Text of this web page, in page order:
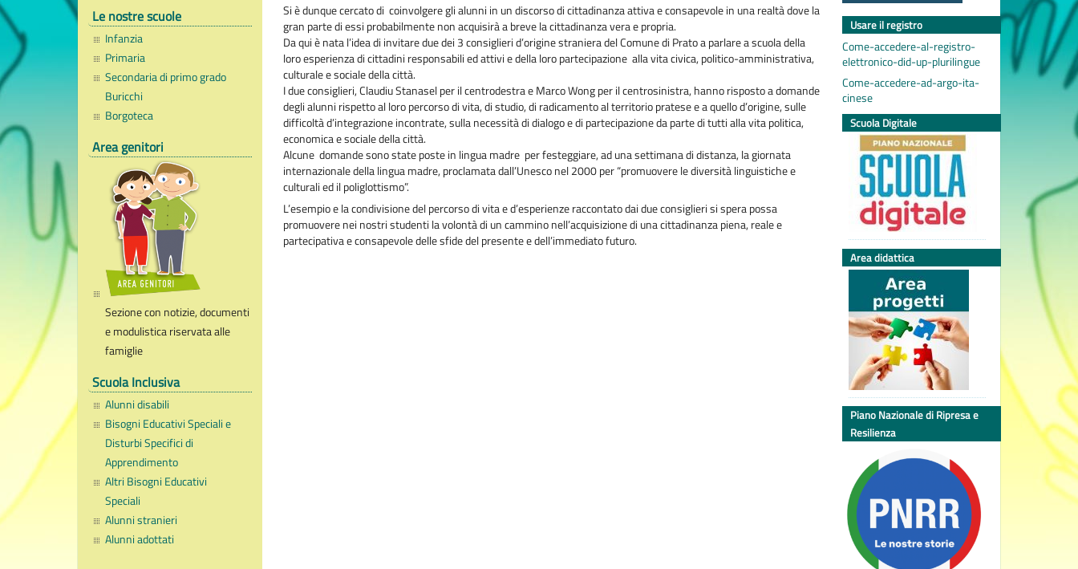
Le nostre scuole
Infanzia
Primaria
Secondaria di primo grado
Buricchi
Borgoteca
Area genitori
Sezione con notizie, documenti
e modulistica riservata alle
famiglie
Scuola Inclusiva
Alunni disabili
Bisogni Educativi Speciali e
Disturbi Specifici di
Apprendimento
Altri Bisogni Educativi
Speciali
Alunni stranieri
Alunni adottati
Si è dunque cercato di coinvolgere gli alunni in un discorso di cittadinanza attiva e consapevole in una realtà dove la
gran parte di essi probabilmente non acquisirà a breve la cittadinanza vera e propria.
Da qui è nata l’idea di invitare due dei 3 consiglieri d’origine straniera del Comune di Prato a parlare a scuola della
loro esperienza di cittadini responsabili ed attivi e della loro partecipazione alla vita civica, politico-amministrativa,
culturale e sociale della città.
I due consiglieri, Claudiu Stanasel per il centrodestra e Marco Wong per il centrosinistra, hanno risposto a domande
degli alunni rispetto al loro percorso di vita, di studio, di radicamento al territorio pratese e a quello d’origine, sulle
difficoltà d’integrazione incontrate, sulla necessità di dialogo e di partecipazione da parte di tutti alla vita politica,
economica e sociale della città.
Alcune domande sono state poste in lingua madre per festeggiare, ad una settimana di distanza, la giornata
internazionale della lingua madre, proclamata dall’Unesco nel 2000 per “promuovere le diversità linguistiche e
culturali ed il poliglottismo”.
L’esempio e la condivisione del percorso di vita e d’esperienze raccontato dai due consiglieri si spera possa
promuovere nei nostri studenti la volontà di un cammino nell’acquisizione di una cittadinanza piena, reale e
partecipativa e consapevole delle sfide del presente e dell’immediato futuro.
Usare il registro
Come-accedere-al-registro-
elettronico-did-up-plurilingue
Come-accedere-ad-argo-ita-
cinese
Scuola Digitale
Area didattica
Piano Nazionale di Ripresa e
Resilienza